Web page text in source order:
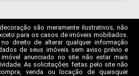
são meramente ilustrativos, não
para os casos de imóveis mobiliados.
direito de alterar qualquer informação
de seus imóveis sem aviso prévio e
anunciado no site não estar mais
As solicitações feitas pelo site não
venda ou locação de quaisquer